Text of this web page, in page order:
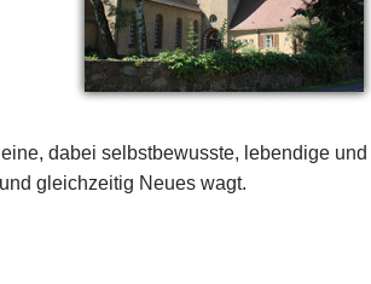
dabei selbstbewusste, lebendige und
gleichzeitig Neues wagt.